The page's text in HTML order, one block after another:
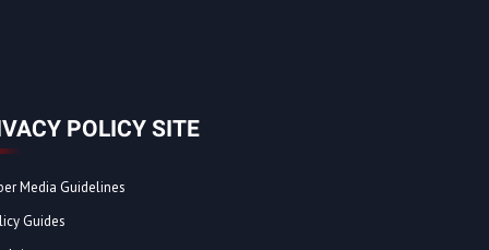
POLICY SITE
Media Guidelines
Guides